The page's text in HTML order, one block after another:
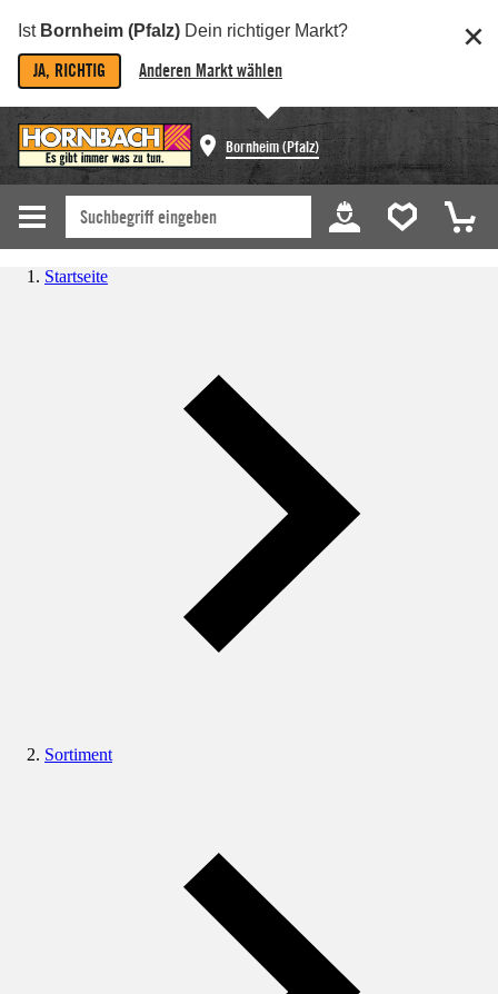
Ist Bornheim (Pfalz) Dein richtiger Markt?
JA, RICHTIG Anderen Markt wählen
Bornheim (Pfalz)
Startseite
Sortiment